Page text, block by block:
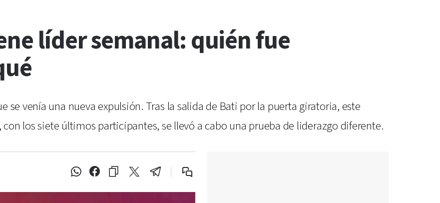
líder semanal: quién fue
se venía una nueva expulsión. Tras la salida de Bati por la puerta giratoria, este
los siete últimos participantes, se llevó a cabo una prueba de liderazgo diferente.